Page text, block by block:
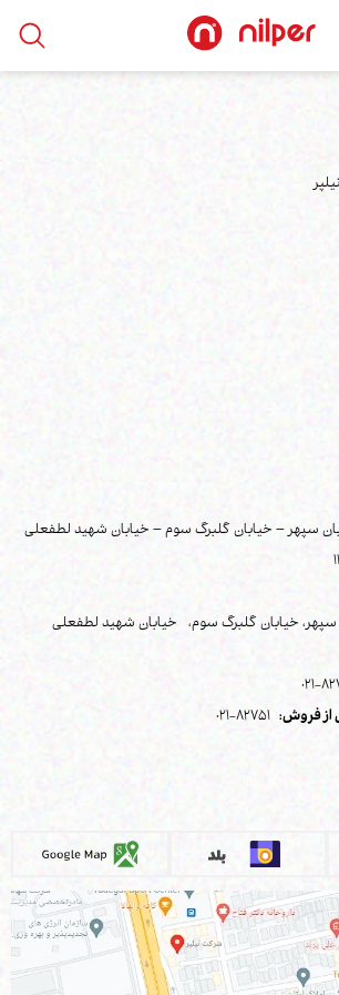
سپهر – خیابان گلبرگ سوم – خیابان شهید لطفعلی
سپهر، خیابان گلبرگ سوم، خیابان شهید لطفعلی
فروش: 82751-021